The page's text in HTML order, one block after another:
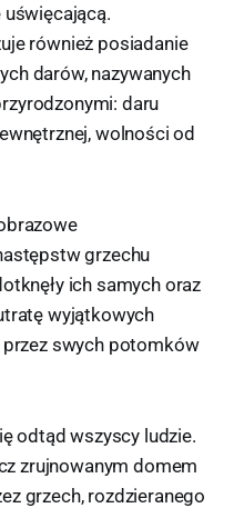
uświęcającą.
również posiadanie
darów, nazywanych
daru
wolności od
grzechu
ich samych oraz
wyjątkowych
swych potomków
odtąd wszyscy ludzie.
zrujnowanym domem
grzech, rozdzieranego